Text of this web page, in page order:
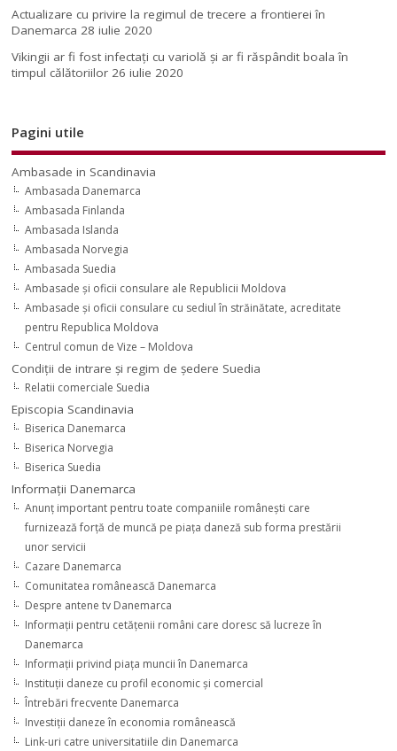
Actualizare cu privire la regimul de trecere a frontierei în
Danemarca 28 iulie 2020
Vikingii ar fi fost infectaţi cu variolă şi ar fi răspândit boala în
timpul călătoriilor 26 iulie 2020
Pagini utile
Ambasade in Scandinavia
Ambasada Danemarca
Ambasada Finlanda
Ambasada Islanda
Ambasada Norvegia
Ambasada Suedia
Ambasade şi oficii consulare ale Republicii Moldova
Ambasade şi oficii consulare cu sediul în străinătate, acreditate
pentru Republica Moldova
Centrul comun de Vize – Moldova
Condiţii de intrare şi regim de şedere Suedia
Relatii comerciale Suedia
Episcopia Scandinavia
Biserica Danemarca
Biserica Norvegia
Biserica Suedia
Informaţii Danemarca
Anunţ important pentru toate companiile româneşti care
furnizează forţă de muncă pe piaţa daneză sub forma prestării
unor servicii
Cazare Danemarca
Comunitatea românească Danemarca
Despre antene tv Danemarca
Informaţii pentru cetăţenii români care doresc să lucreze în
Danemarca
Informaţii privind piaţa muncii în Danemarca
Instituţii daneze cu profil economic şi comercial
Întrebări frecvente Danemarca
Investiţii daneze în economia românească
Link-uri catre universitatiile din Danemarca